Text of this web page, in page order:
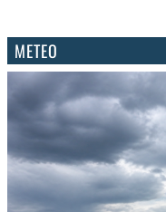
METEO